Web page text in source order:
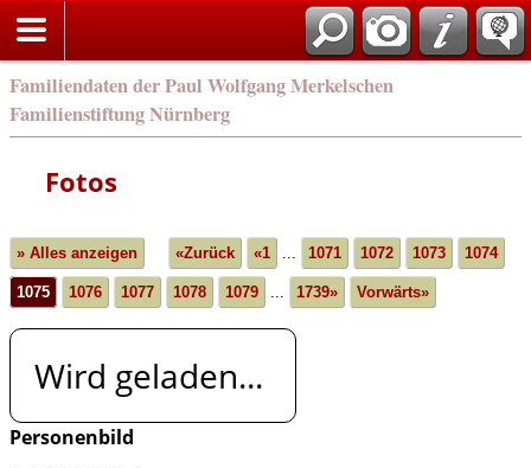
Familiendaten der Paul Wolfgang Merkelschen
Familienstiftung Nürnberg
Fotos
» Alles anzeigen «Zurück «1 ... 1071 1072 1073 1074
1075 1076 1077 1078 1079 ... 1739» Vorwärts»
Wird geladen...
Personenbild